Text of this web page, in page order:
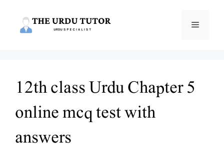
Menu
12th class Urdu Chapter 5
online mcq test with
answers